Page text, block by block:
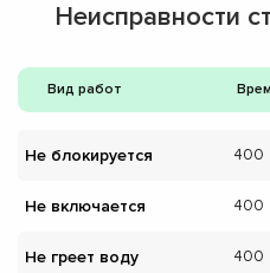
Неисправности
Вид работ
Не блокируется 400
Не включается 400
Не греет воду 400